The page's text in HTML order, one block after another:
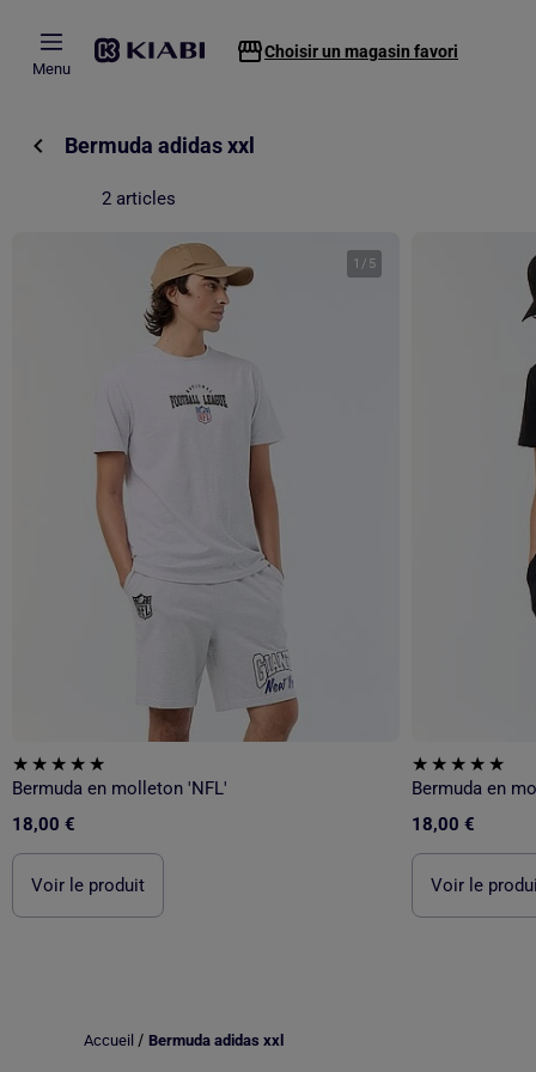
Menu
Choisir un magasin favori
Bermuda adidas xxl
2 articles
1 / 5
Bermuda en molleton 'NFL'
18,00 €
Voir le produit
Bermuda en
18,00 €
Voir le
Accueil / Bermuda adidas xxl